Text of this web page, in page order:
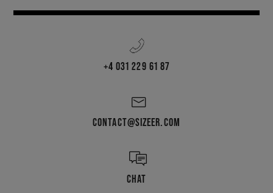
+4 031 229 61 87
CONTACT@SIZEER.COM
CHAT